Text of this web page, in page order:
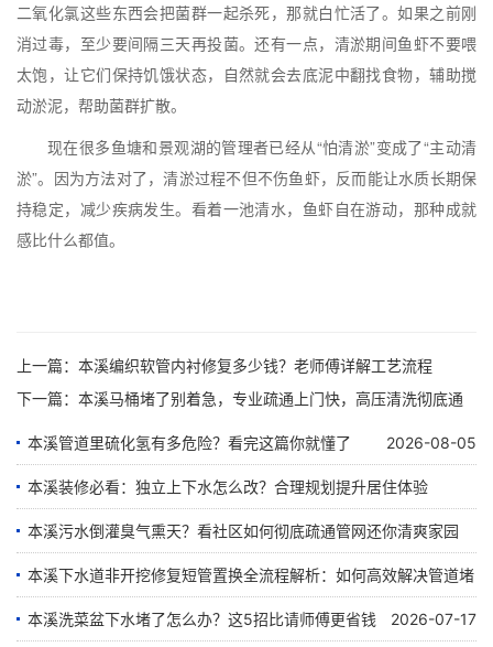
二氧化氯这些东西会把菌群一起杀死，那就白忙活了。如果之前刚
消过毒，至少要间隔三天再投菌。还有一点，清淤期间鱼虾不要喂
太饱，让它们保持饥饿状态，自然就会去底泥中翻找食物，辅助搅
动淤泥，帮助菌群扩散。
现在很多鱼塘和景观湖的管理者已经从“怕清淤”变成了“主动清
淤”。因为方法对了，清淤过程不但不伤鱼虾，反而能让水质长期保
持稳定，减少疾病发生。看着一池清水，鱼虾自在游动，那种成就
感比什么都值。
上一篇： 本溪编织软管内衬修复多少钱？老师傅详解工艺流程
下一篇： 本溪马桶堵了别着急，专业疏通上门快，高压清洗彻底通
本溪管道里硫化氢有多危险？看完这篇你就懂了 2026-08-05
本溪装修必看：独立上下水怎么改？合理规划提升居住体验
2026-07-28
本溪污水倒灌臭气熏天？看社区如何彻底疏通管网还你清爽家园
2026-07-24
本溪下水道非开挖修复短管置换全流程解析：如何高效解决管道堵
塞难题
本溪洗菜盆下水堵了怎么办？这5招比请师傅更省钱 2026-07-17